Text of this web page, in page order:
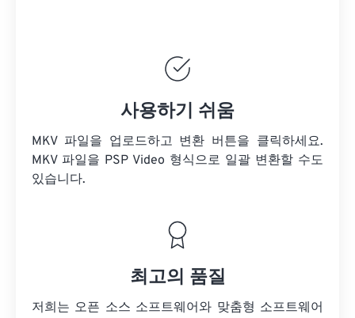
사용하기 쉬움
MKV 파일을 업로드하고 변환 버튼을 클릭하세요.
MKV 파일을 PSP Video 형식으로 일괄 변환할 수도
있습니다.
최고의 품질
저희는 오픈 소스 소프트웨어와 맞춤형 소프트웨어